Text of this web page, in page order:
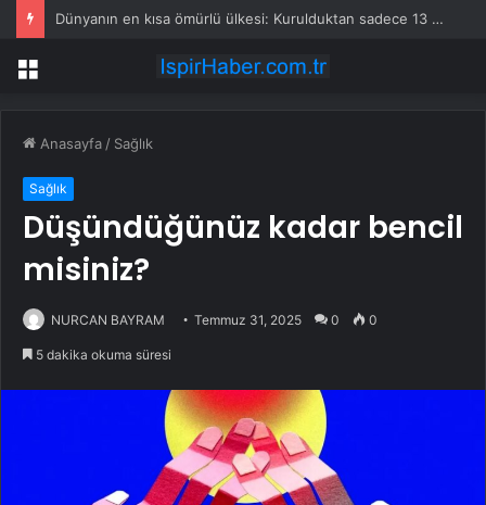
Dünyanın en kısa ömürlü ülkesi: Kurulduktan sadece 13 saat sonra tarihe karıştı
Menü
Anasayfa / Sağlık
Sağlık
Düşündüğünüz kadar bencil
misiniz?
NURCAN BAYRAM Temmuz 31, 2025 0 0
5 dakika okuma süresi